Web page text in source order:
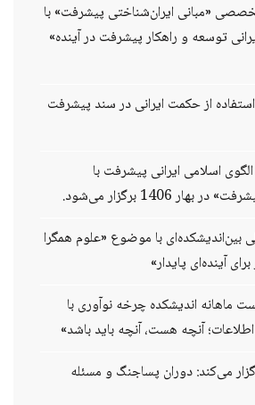
«مبانی ایران‌شناختی پیشرفت» با
توسعه و راهکار پیشرفت در آینده»
از حکمت ایرانی در سند پیشرفت
اسلامی ایرانی پیشرفت با
1406 برگزار می‌شود.
بین‌اندیشکده‌ای با موضوع «علوم همگرا
آینده‌ای پایدار»
ماهانه اندیشکده چرخه نوآوری با
آنچه هست، آنچه باید باشد»
می‌کند: دوران پساجنگ و مسئله